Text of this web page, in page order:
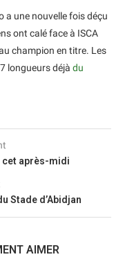
a une nouvelle fois déçu
ont calé face à ISCA
champion en titre. Les
longueurs déjà du
cet après-midi
Stade d’Abidjan
AIMER